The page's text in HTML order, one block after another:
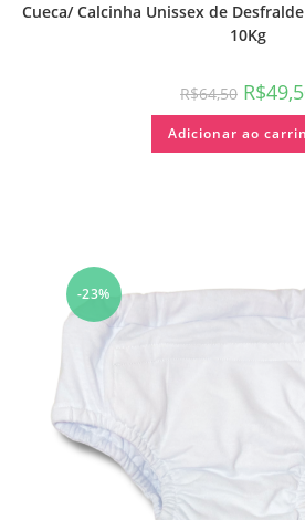
Cueca/ Calcinha Unissex de
10Kg
R$64,50 R$
Adicionar ao
-23%